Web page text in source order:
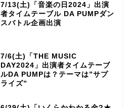
7/13(土)「音楽の日2024」出演
者タイムテーブル DA PUMPダン
スバトル企画出演
7/6(土)「THE MUSIC
DAY2024」出演者タイムテーブ
ルDA PUMPは？テーマは”サプ
ライズ”